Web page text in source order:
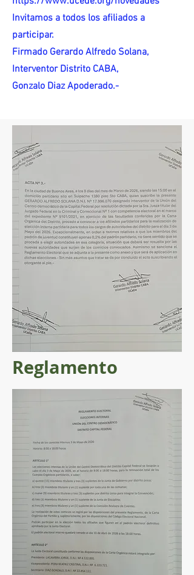
Invitamos a todos los afiliados a
participar.
Firmado Gerardo Alfredo Solana,
Interventor Distrito CABA,
Gonzalo Diaz Apoderado.-
Reglamento